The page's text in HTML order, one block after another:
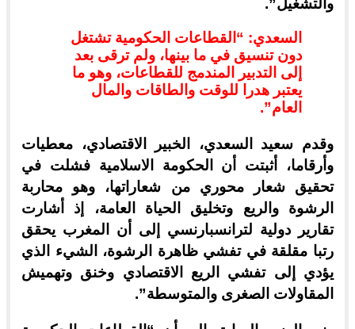
السعدي: “القطاعات الحكومية تشتغل
دون تنسيق في ما بينها، ولم ترقى بعد
إلى التدبير المندمج للقطاعات، وهو ما
يعتبر هدرا للوقت والطاقات والمال
العام”.
وقدم سعيد السعدي، الخبير الاقتصادي، معطيات
وأرقاما، أثبتت أن الحكومة الاسلامية فشلت في
تحقيق شعار محوري من شعاراتها، وهو محاربة
الرشوة والريع وتخليق الحياة العامة، إذ أشارت
تقارير دولية لترانسبارنسي إلى أن المغرب يحقق
رتبا مقلقة في تفشي ظاهرة الرشوة، الشيء الذي
يؤدي إلى تفشي الريع الاقتصادي وخنق وتهميش
المقاولات الصغرى والمتوسطة”.